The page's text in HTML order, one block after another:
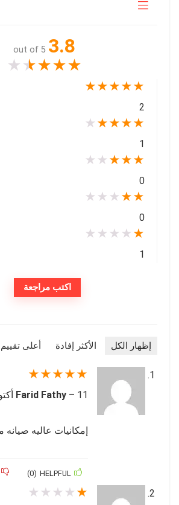
3.8
out of 5
★
★
★
★
★
★
★
★
★
★
2
★
★
★
★
★
1
★
★
★
★
★
0
★
★
★
★
★
0
★
★
★
★
★
1
اكتب مراجعة
إظهار الكل الأكثر إفادة أعلى تقييم
★
★
★
★
★
Farid Fathy – 11 أكتوبر، 2023
إمكانيات عاليه
HELPFUL
(
0
)
★
★
★
★
★